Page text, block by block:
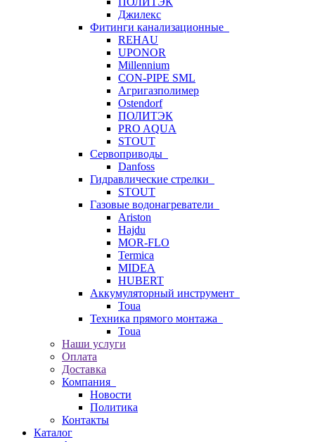
Джилекс
Фитинги канализационные
REHAU
UPONOR
Millennium
CON-PIPE SML
Агригазполимер
Ostendorf
ПОЛИТЭК
PRO AQUA
STOUT
Сервоприводы
Danfoss
Гидравлические стрелки
STOUT
Газовые водонагреватели
Ariston
Hajdu
MOR-FLO
Termica
MIDEA
HUBERT
Аккумуляторный инструмент
Toua
Техника прямого монтажа
Toua
Наши услуги
Оплата
Доставка
Компания
Новости
Политика
Контакты
Каталог